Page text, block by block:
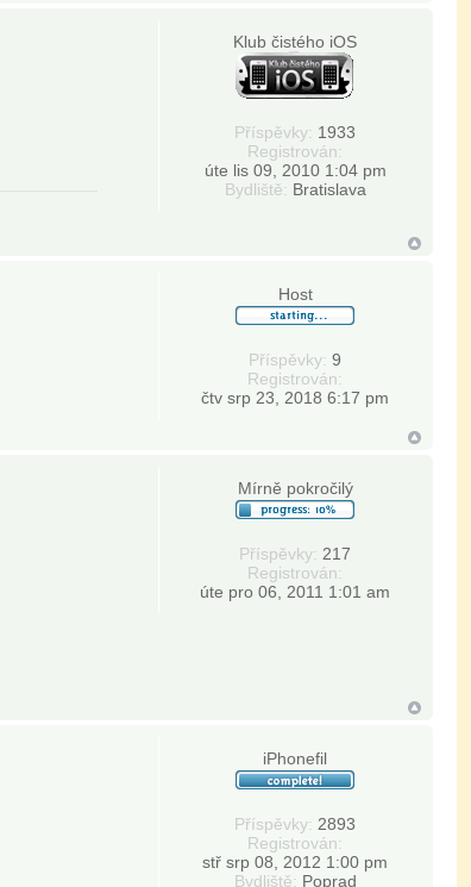
Klub čistého iOS
Příspěvky: 1933
Registrován:
úte lis 09, 2010 1:04 pm
Bydliště: Bratislava
Host
Příspěvky: 9
Registrován:
čtv srp 23, 2018 6:17 pm
Mírně pokročilý
Příspěvky: 217
Registrován:
úte pro 06, 2011 1:01 am
iPhonefil
Příspěvky: 2893
Registrován:
stř srp 08, 2012 1:00 pm
Bydliště: Poprad